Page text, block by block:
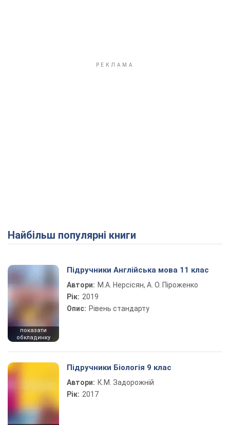
Найбільш популярні книги
показати
обкладинку
Підручники Англійська мова 11 клас
Автори: М.А. Нерсісян, А. О. Піроженко
Рік: 2019
Опис: Рівень стандарту
Підручники Біологія 9 клас
Автори: К.М. Задорожній
Рік: 2017